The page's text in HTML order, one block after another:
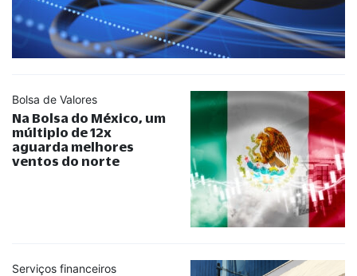
Bolsa de Valores
Na Bolsa do México, um
múltiplo de 12x
aguarda melhores
ventos do norte
Serviços financeiros